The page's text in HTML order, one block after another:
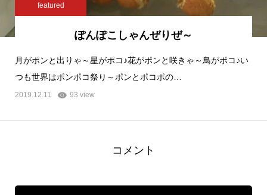
featured
ぽんぽこしゃんぜりぜ～
月がポンと出りゃ～星がポコ♪花がポンと咲きゃ～鳥がポコ♪い
つも世界はポンポコ祭り～ポンとポコポの…
2019.12.11 93 view
コメント